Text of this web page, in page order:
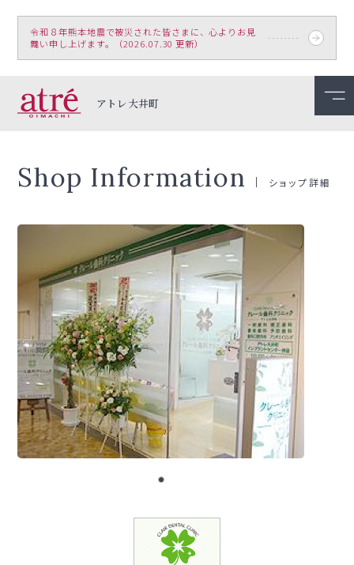
令和８年熊本地震で被災された皆さまに、心よりお見
舞い申し上げます。（2026.07.30 更新）
アトレ大井町
Shop Information ショップ詳細